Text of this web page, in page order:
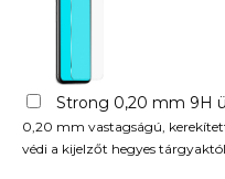
Strong 0,20 mm 9H
0,20 mm vastagságú,
védi a kijelzőt hegyes tárgyaktól